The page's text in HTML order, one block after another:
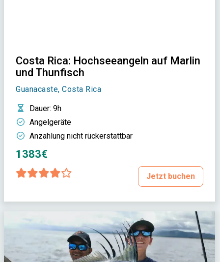
Costa Rica: Hochseeangeln auf Marlin
und Thunfisch
Guanacaste, Costa Rica
Dauer: 9h
Angelgeräte
Anzahlung nicht rückerstattbar
1383€
Jetzt buchen